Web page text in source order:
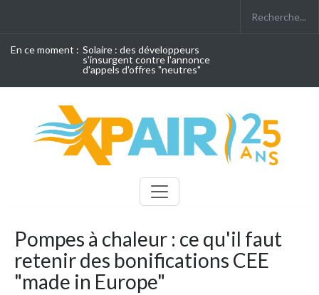
En ce moment : Solaire : des développeurs
s'insurgent contre l'annonce
d'appels d'offres "neutres"
Pompes à chaleur : ce qu'il faut
retenir des bonifications CEE
"made in Europe"